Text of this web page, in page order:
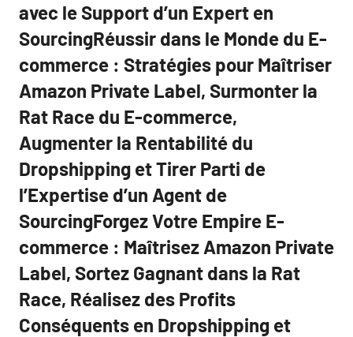
avec le Support d’un Expert en
SourcingRéussir dans le Monde du E-
commerce : Stratégies pour Maîtriser
Amazon Private Label, Surmonter la
Rat Race du E-commerce,
Augmenter la Rentabilité du
Dropshipping et Tirer Parti de
l’Expertise d’un Agent de
SourcingForgez Votre Empire E-
commerce : Maîtrisez Amazon Private
Label, Sortez Gagnant dans la Rat
Race, Réalisez des Profits
Conséquents en Dropshipping et